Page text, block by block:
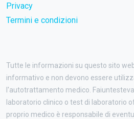
Privacy
Termini e condizioni
Tutte le informazioni su questo sito
informativo e non devono essere
l'autotrattamento medico.
laboratorio clinico o test di laboratorio
proprio medico è responsabile di